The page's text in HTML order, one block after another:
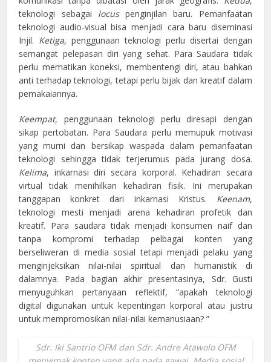
teknologi sebagai locuspenginjilan baru. Pemanfaatan
teknologi audio-visual bisa menjadi cara baru diseminasi
Injil. Ketiga, penggunaan teknologi perlu disertai dengan
semangat pelepasan diri yang sehat. Para Saudara tidak
perlu mematikan koneksi, membentengi diri, atau bahkan
anti terhadap teknologi, tetapi perlu bijak dan kreatif dalam
pemakaiannya.
Keempat, penggunaan teknologi perlu diresapi dengan
sikap pertobatan. Para Saudara perlu memupuk motivasi
yang murni dan bersikap waspada dalam pemanfaatan
teknologi sehingga tidak terjerumus pada jurang dosa.
Kelima, inkarnasi diri secara korporal. Kehadiran secara
virtual tidak menihilkan kehadiran fisik. Ini merupakan
tanggapan konkret dari inkarnasi Kristus. Keenam,
teknologi mesti menjadi arena kehadiran profetik dan
kreatif. Para saudara tidak menjadi konsumen naif dan
tanpa kompromi terhadap pelbagai konten yang
berseliweran di media sosial tetapi menjadi pelaku yang
menginjeksikan nilai-nilai spiritual dan humanistik di
dalamnya. Pada bagian akhir presentasinya, Sdr. Gusti
menyuguhkan pertanyaan reflektif, “apakah teknologi
digital digunakan untuk kepentingan korporal atau justru
untuk mempromosikan nilai-nilai kemanusiaan? ”
Sdr. Iki Santrio OFM dan Sdr. Andre Atawolo OFM